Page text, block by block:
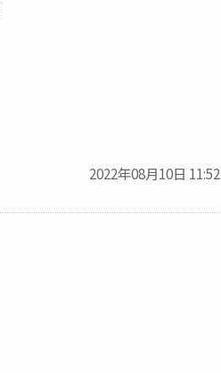
2022年08月10日 11:52